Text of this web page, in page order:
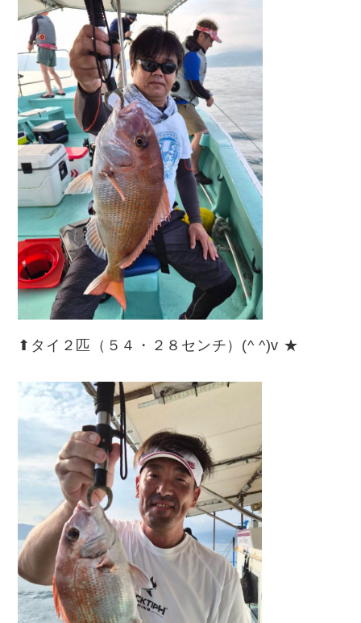
⬆︎タイ２匹（５４・２８センチ）(^ ^)v ★